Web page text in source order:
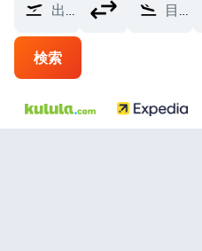
出発地 目的地
検索